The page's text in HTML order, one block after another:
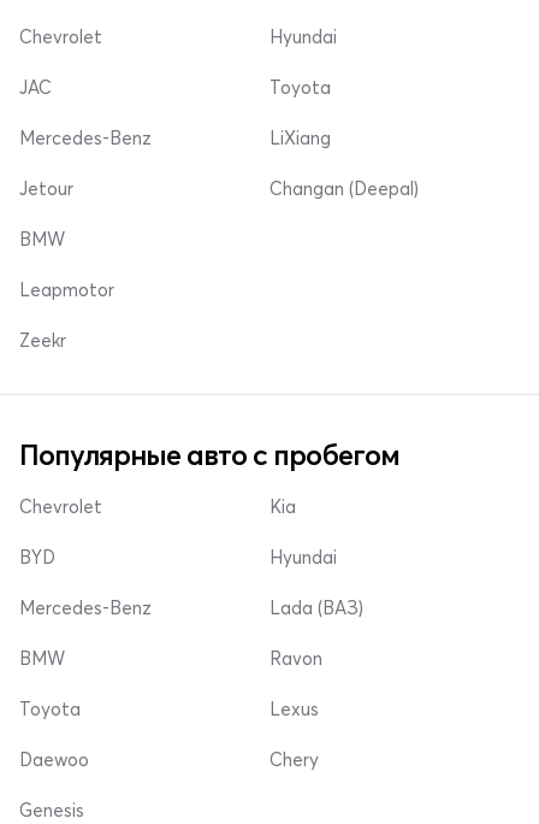
Chevrolet Hyundai
JAC
Mercedes-Benz
Jetour
Toyota
LiXiang
Changan (Deepal)
BMW
Leapmotor
Zeekr
Популярные авто с пробегом
Chevrolet
BYD
Mercedes-Benz
Kia
Hyundai
Lada (ВАЗ)
BMW
Toyota
Daewoo
Ravon
Lexus
Chery
Genesis